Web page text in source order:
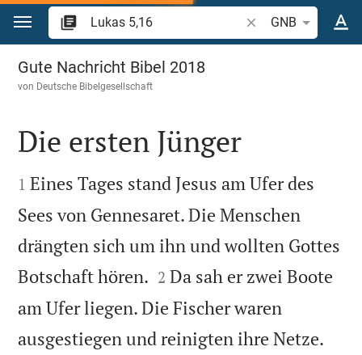
Zum Inhalt springen
Bibelstelle oder
GNB
Lukas 5
Gute Nachricht Bibel 2018
von Deutsche Bibelgesellschaft

Die ersten Jünger

1 Eines Tages stand Jesus am Ufer des
Sees von Gennesaret. Die Menschen
drängten sich um ihn und wollten Gottes
Botschaft hören. 

2 Da sah er zwei Boote
am Ufer liegen. Die Fischer waren
ausgestiegen und reinigten ihre Netze.